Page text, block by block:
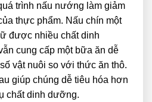
trình nấu nướng làm giảm
thực phẩm. Nấu chín một
được nhiều chất dinh
cung cấp một bữa ăn dễ
vật nuôi so với thức ăn thô.
giúp chúng dễ tiêu hóa hơn
chất dinh dưỡng.